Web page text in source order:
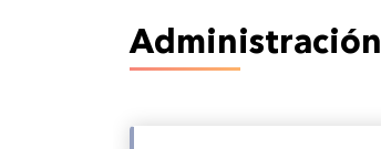
Administración